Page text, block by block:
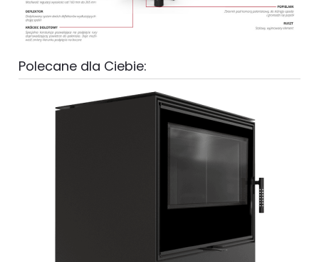
Polecane dla Ciebie: